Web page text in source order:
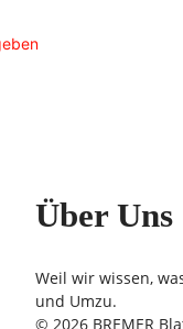
Über Uns
Weil wir wissen,
und Umzu.
© 2026 BREMER